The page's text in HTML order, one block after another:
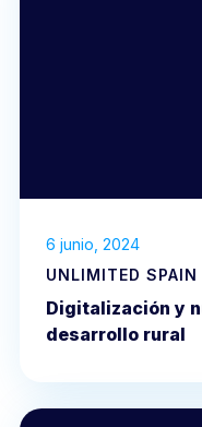
6 junio, 2024
UNLIMITED SPAIN
Digitalización y
desarrollo rural